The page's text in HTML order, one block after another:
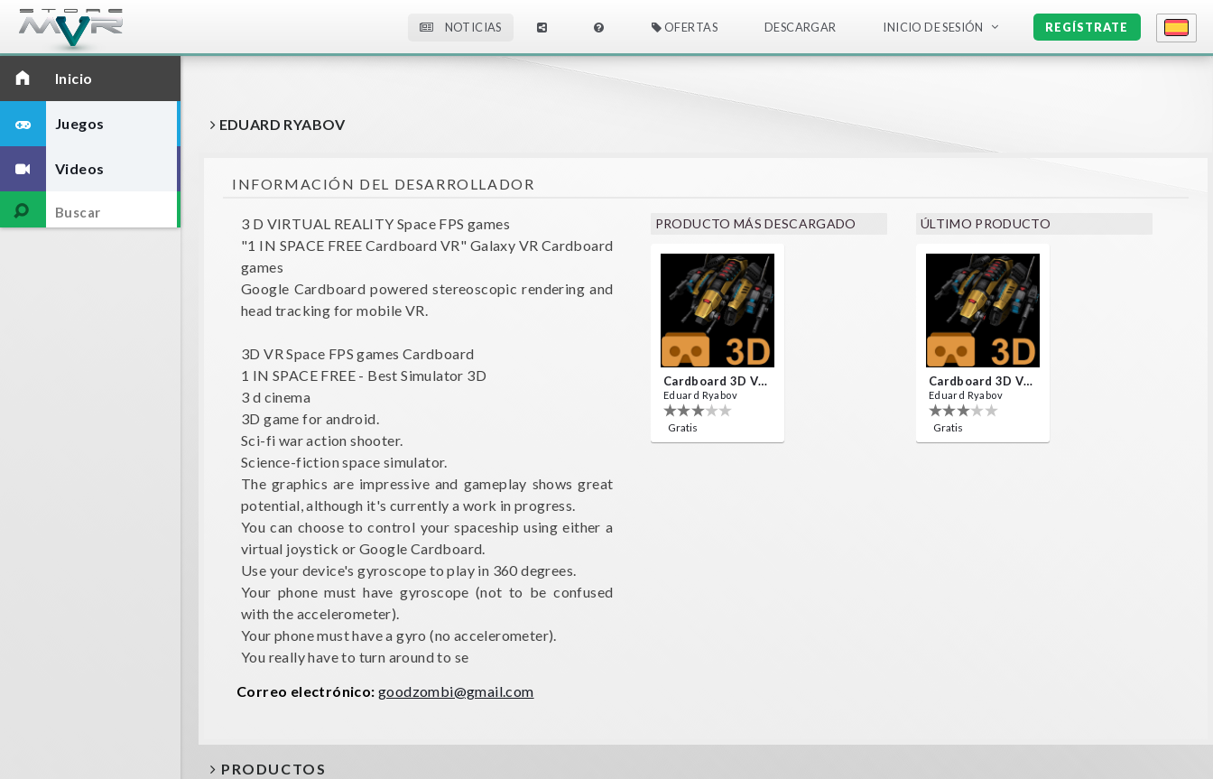
NOTICIAS OFERTAS DESCARGAR INICIO DE SESIÓN REGÍSTRATE
Inicio
Juegos
Videos
EDUARD RYABOV
INFORMACIÓN DEL DESARROLLADOR
3 D VIRTUAL REALITY Space FPS games
"1 IN SPACE FREE Cardboard VR" Galaxy VR Cardboard
games
Google Cardboard powered stereoscopic rendering and
head tracking for mobile VR.
3D VR Space FPS games Cardboard
1 IN SPACE FREE - Best Simulator 3D
3 d cinema
3D game for android.
Sci-fi war action shooter.
Science-fiction space simulator.
The graphics are impressive and gameplay shows great
potential, although it's currently a work in progress.
You can choose to control your spaceship using either a
virtual joystick or Google Cardboard.
Use your device's gyroscope to play in 360 degrees.
Your phone must have gyroscope (not to be confused
with the accelerometer).
Your phone must have a gyro (no accelerometer).
You really have to turn around to se
Correo electrónico: goodzombi@gmail.com
PRODUCTO MÁS DESCARGADO
Cardboard 3D VR Space FPS Game
Eduard Ryabov
Gratis
ÚLTIMO PRODUCTO
Cardboard 3D VR Space FPS Game
Eduard Ryabov
Gratis
PRODUCTOS